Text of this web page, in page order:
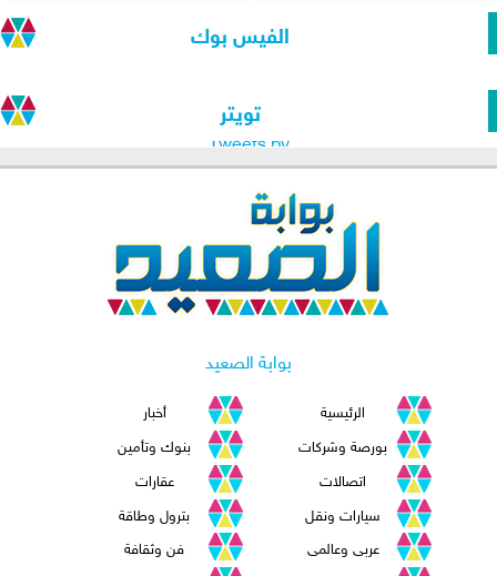
الفيس بوك
تويتر
Tweets by
بوابة الصعيد
الرئيسية
أخبار
بورصة وشركات
بنوك وتأمين
اتصالات
عقارات
سيارات ونقل
بترول وطاقة
عربى وعالمى
فن وثقافة